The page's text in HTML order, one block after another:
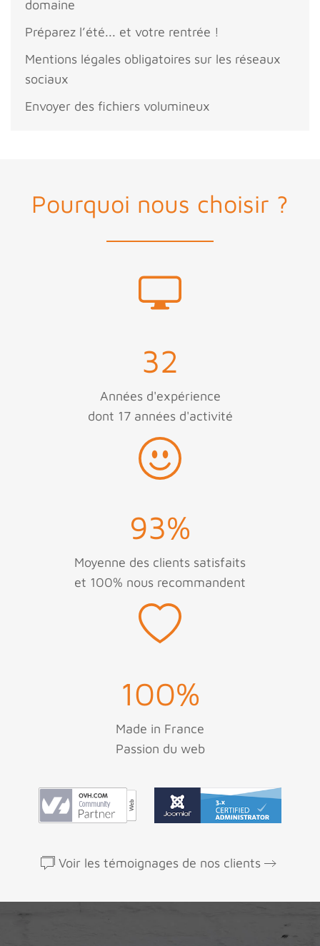
domaine
Préparez l’été... et votre rentrée !
Mentions légales obligatoires sur les réseaux
sociaux
Envoyer des fichiers volumineux
Pourquoi nous choisir ?
32
Années d'expérience
dont 17 années d'activité
93%
Moyenne des clients satisfaits
et 100% nous recommandent
100%
Made in France
Passion du web
Voir les témoignages de nos clients